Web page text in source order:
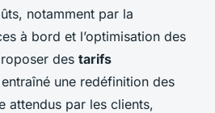
notamment par la
à bord et l’optimisation des
des tarifs
une redéfinition des
attendus par les clients,